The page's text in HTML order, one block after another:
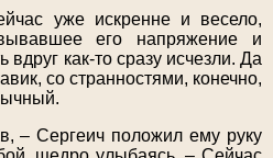
уже искренне и весело,
его напряжение и
как-то сразу исчезли. Да
со странностями, конечно,
– Сергеич положил ему руку